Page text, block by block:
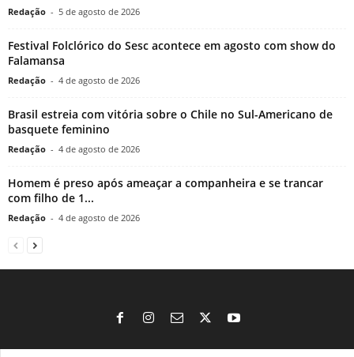
Redação - 5 de agosto de 2026
Festival Folclórico do Sesc acontece em agosto com show do
Falamansa
Redação - 4 de agosto de 2026
Brasil estreia com vitória sobre o Chile no Sul-Americano de
basquete feminino
Redação - 4 de agosto de 2026
Homem é preso após ameaçar a companheira e se trancar
com filho de 1...
Redação - 4 de agosto de 2026